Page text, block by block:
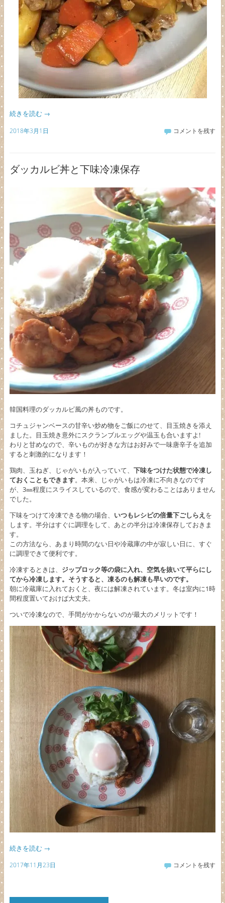
続きを読む →
2018年3月1日 コメントを残す
ダッカルビ丼と下味冷凍保存
韓国料理のダッカルビ風の丼ものです。
コチュジャンベースの甘辛い炒め物をご飯にのせて、目玉焼きを添え
ました。目玉焼き意外にスクランブルエッグや温玉も合いますよ!
わりと甘めなので、辛いものが好きな方はお好みで一味唐辛子を追加
すると刺激的になります！
鶏肉、玉ねぎ、じゃがいもが入っていて、 下味をつけた状態で冷凍し
ておくこともできます。本来、じゃがいもは冷凍に不向きなのです
が、3㎜程度にスライスしているので、食感が変わることはありません
でした。
下味をつけて冷凍できる物の場合、 いつもレシピの倍量下ごしらえ を
します。半分はすぐに調理をして、あとの半分は冷凍保存しておきま
す。
この方法なら、あまり時間のない日や冷蔵庫の中が寂しい日に、すぐ
に調理できて便利です。
冷凍するときは、 ジップロック等の袋に入れ、空気を抜いて平らにし
てから冷凍します。そうすると、凍るのも解凍も早いのです。
朝に冷蔵庫に入れておくと、夜には解凍されています。冬は室内に1時
間程度置いておけば大丈夫。
ついで冷凍なので、手間がかからないのが最大のメリットです！
続きを読む →
2017年11月23日 コメントを残す